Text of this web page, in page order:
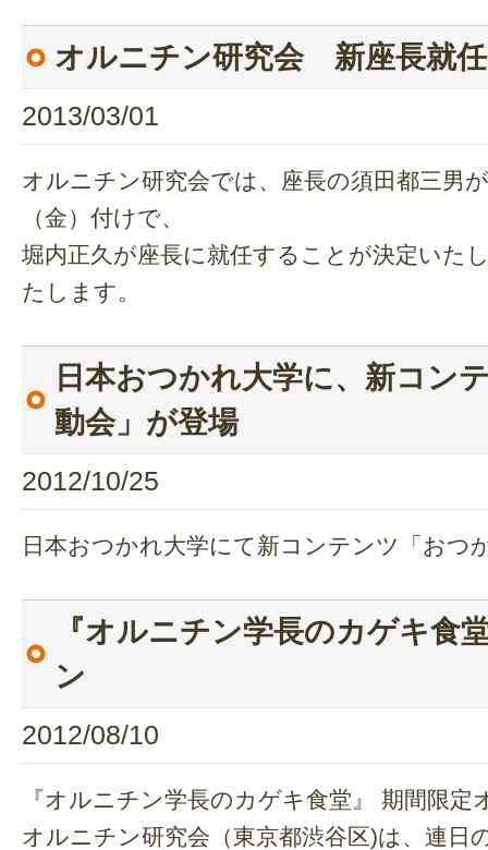
オルニチン研究会 新座長就
2013/03/01
オルニチン研究会では、座長の須田都三男
（金）付けで、
堀内正久が座長に就任することが決定いた
たします。
日本おつかれ大学に、新コン
動会」が登場
2012/10/25
日本おつかれ大学にて新コンテンツ「おつ
『オルニチン学長のカゲキ食
ン
2012/08/10
『オルニチン学長のカゲキ食堂』 期間限定
オルニチン研究会（東京都渋谷区)は、連日